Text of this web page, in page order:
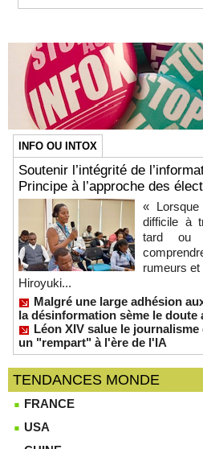
INFO OU INTOX
Soutenir l’intégrité de
Principe à l’approche des
« Lorsque
difficile à
tard ou
rumeurs
Hiroyuki...
Malgré une large adhésion
la désinformation sème le doute
Léon XIV salue le
un "rempart" à l'ère de l'IA
TENDANCES MONDE
FRANCE
USA